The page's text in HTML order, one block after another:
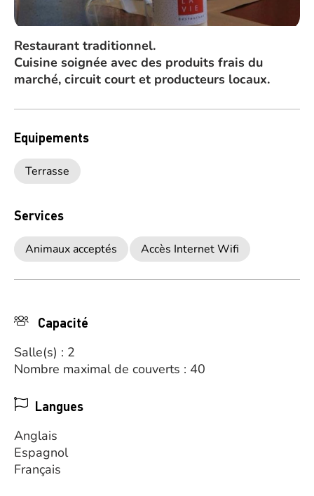
Restaurant traditionnel.
Cuisine soignée avec des produits frais du
marché, circuit court et producteurs locaux.
Equipements
Terrasse
Services
Animaux acceptés Accès Internet Wifi
Capacité
Salle(s) : 2
Nombre maximal de couverts : 40
Langues
Anglais
Espagnol
Français